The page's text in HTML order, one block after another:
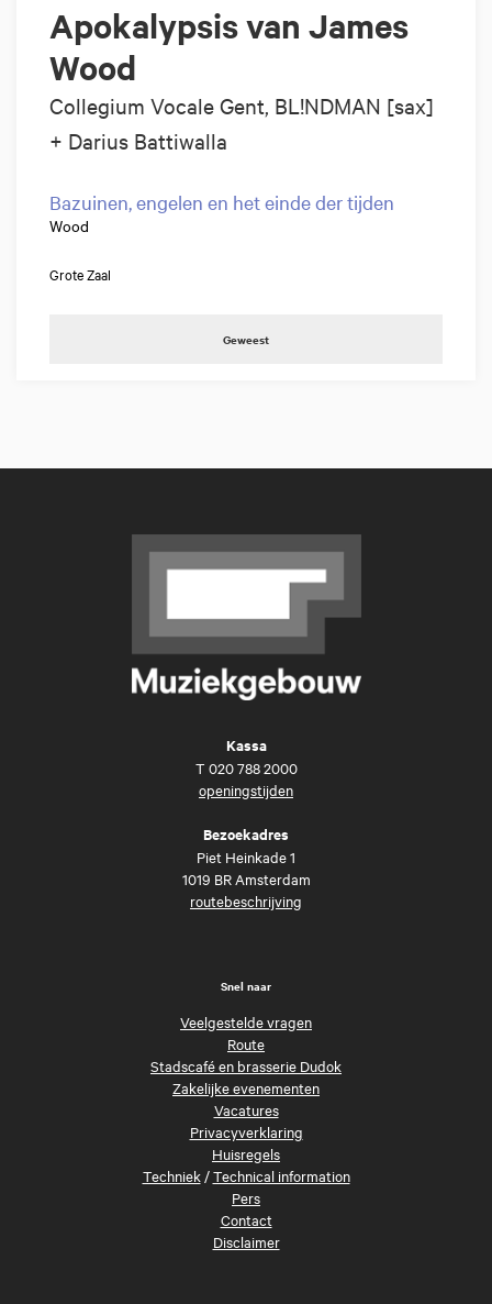
Apokalypsis van James
Wood
Collegium Vocale Gent, BL!NDMAN [sax]
+ Darius Battiwalla
Bazuinen, engelen en het einde der tijden
Wood
Grote Zaal
Geweest
Kassa
T 020 788 2000
openingstijden
Bezoekadres
Piet Heinkade 1
1019 BR Amsterdam
routebeschrijving
Snel naar
Veelgestelde vragen
Route
Stadscafé en brasserie Dudok
Zakelijke evenementen
Vacatures
Privacyverklaring
Huisregels
Techniek/Technical information
Pers
Contact
Disclaimer